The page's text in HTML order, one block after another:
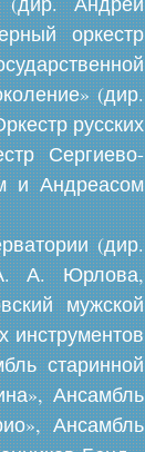
оркестр
(дир.
русских
Сергиево-
и Андреасом
(дир.
А. А. Юрлова,
мужской
инструментов
старинной
Ансамбль
Ансамбль